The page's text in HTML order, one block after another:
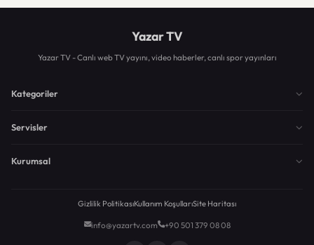
Yazar TV
Yazar TV - Canlı web TV yayını, video haberler, canlı spor yayınları
Kategoriler
Servisler
Kurumsal
Gizlilik PolitikasıKullanım KoşullarıSite Haritası
info@yazartv.com +90 501 379 08 08